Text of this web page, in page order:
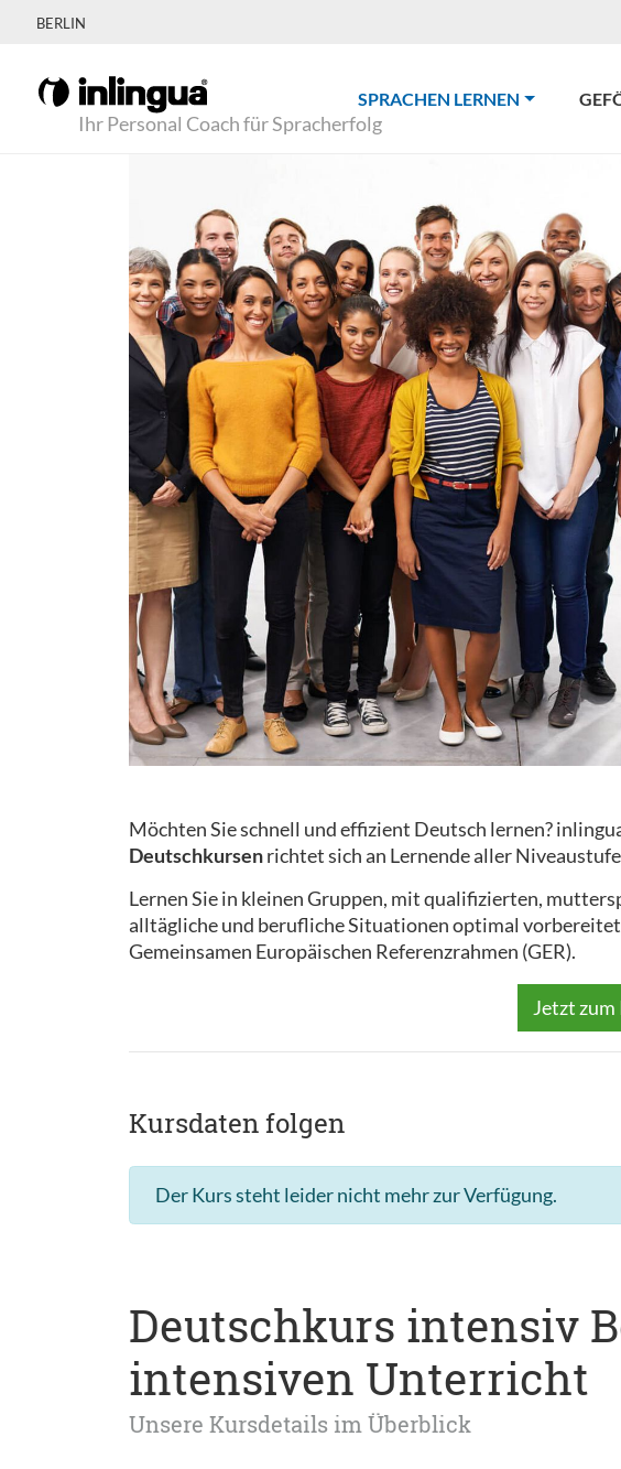
BERLIN
Ihr Personal Coach für Spracherfolg
SPRACHEN LERNEN(CURRENT)
Möchten Sie schnell und effizient Deutsch lernen?
Deutschkursenrichtet sich an Lernende aller
Lernen Sie in kleinen Gruppen, mit qualifizierten,
alltägliche und berufliche Situationen optimal
Gemeinsamen Europäischen Referenzrahmen (GER).
Jetzt
Kursdaten folgen
Der Kurs steht leider nicht mehr zur Verfügung.
Deutschkurs intensiv
intensiven Unterricht
Unsere Kursdetails im Überblick